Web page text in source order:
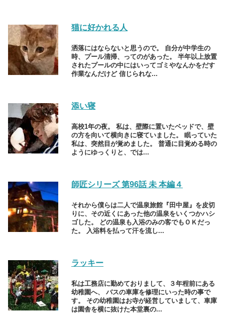
猫に好かれる人
洒落にはならないと思うので。 自分が中学生の
時、プール清掃、ってのがあった。 半年以上放置
されたプールの中にはいってゴミやなんかをだす
作業なんだけど 信じられな...
添い寝
高校1年の夜。 私は、壁際に置いたベッドで、壁
の方を向いて横向きに寝ていました。 眠っていた
私は、突然目が覚めました。 普通に目覚める時の
ようにゆっくりと、では...
師匠シリーズ 第96話 未 本編４
それから僕らは二人で温泉旅館『田中屋』を皮切
りに、その近くにあった他の温泉をいくつかハシ
ゴした。 どの温泉も入浴のみの客でもＯＫだっ
た。 入浴料を払って汗を流し...
ラッキー
私は工務店に勤めておりまして、３年程前にある
幼稚園へ、 バスの車庫を修理にいった時の事で
す。 その幼稚園はお寺が経営していまして、車庫
は園舎を横に抜けた本堂裏の...